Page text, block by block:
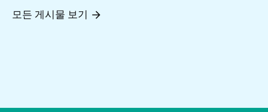
모든 게시물 보기